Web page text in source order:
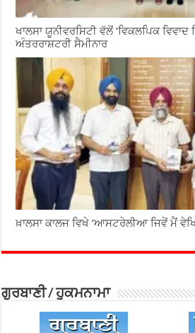
ਖਾਲਸਾ ਯੂਨੀਵਰਸਿਟੀ ਵੱਲੋਂ ‘ਵਿਕਲਪਿਕ ਵਿਵਾਦ
ਅੰਤਰਰਾਸ਼ਟਰੀ ਸੈਮੀਨਾਰ
ਖ਼ਾਲਸਾ ਕਾਲਜ ਵਿਖੇ ‘ਆਸਟਰੇਲੀਆ ਜਿਵੇਂ ਮੈਂ
ਗੁਰਬਾਣੀ / ਹੁਕਮਨਾਮਾ